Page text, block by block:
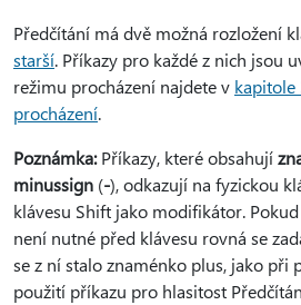
Předčítání má dvě možná rozložení
starší. Příkazy pro každé z nich jsou
režimu procházení najdete v kapitole
procházení.
Poznámka:Příkazy, které obsahují
minussign (-), odkazují na fyzickou
klávesu Shift jako modifikátor.
není nutné před klávesu rovná se
se z ní stalo znaménko plus, jako při
použití příkazu pro hlasitost